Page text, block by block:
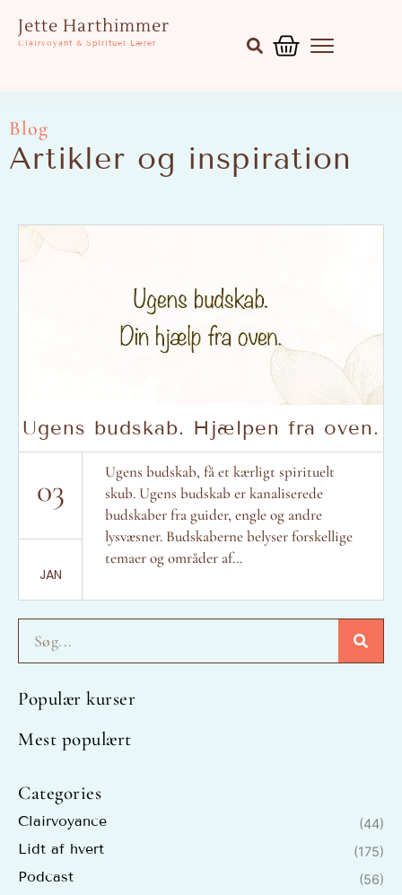
indholdet
Jette Harthimmer
Clairvoyant & Spirituel Lærer
Blog
Artikler og inspiration
Populær kurser
Mest populært
Categories
Clairvoyance (44)
Lidt af hvert (175)
Podcast (56)
Ugens budskab. Hjælpen fra oven.
03
JAN
Ugens budskab, få et kærligt spirituelt
skub. Ugens budskab er kanaliserede
budskaber fra guider, engle og andre
lysvæsner. Budskaberne belyser forskellige
temaer og områder af...